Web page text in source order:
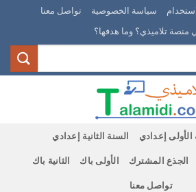
سياسة الخصوصية
تواصل معنا
منصة تلاميذي؟ وما هدفها؟
الأولى إعدادي السنة الثانية إعدادي
الجذع المشترك الأولى باك الثانية باك
تواصل معنا